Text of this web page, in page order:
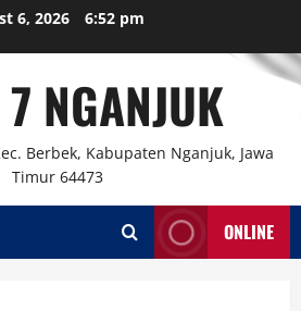
6, 2026 6:52 pm
NGANJUK
Berbek, Kabupaten Nganjuk, Jawa
Timur 64473
ONLINE